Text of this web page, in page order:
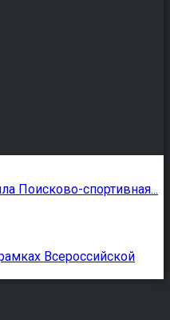
Поисково-спортивная...
Всероссийской